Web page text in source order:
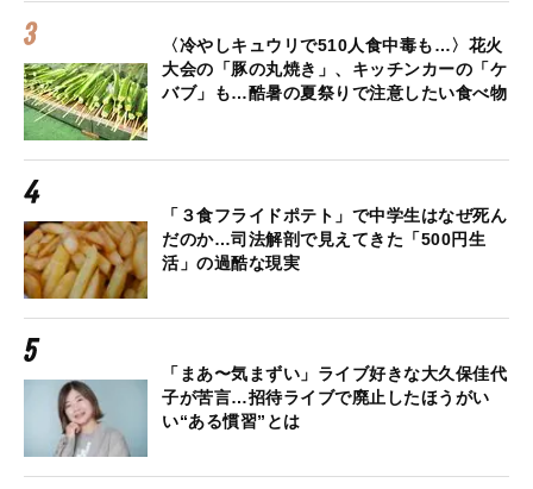
〈冷やしキュウリで510人食中毒も…〉花火
大会の「豚の丸焼き」、キッチンカーの「ケ
バブ」も…酷暑の夏祭りで注意したい食べ物
「３食フライドポテト」で中学生はなぜ死ん
だのか…司法解剖で見えてきた「500円生
活」の過酷な現実
「まあ〜気まずい」ライブ好きな大久保佳代
子が苦言…招待ライブで廃止したほうがい
い“ある慣習”とは